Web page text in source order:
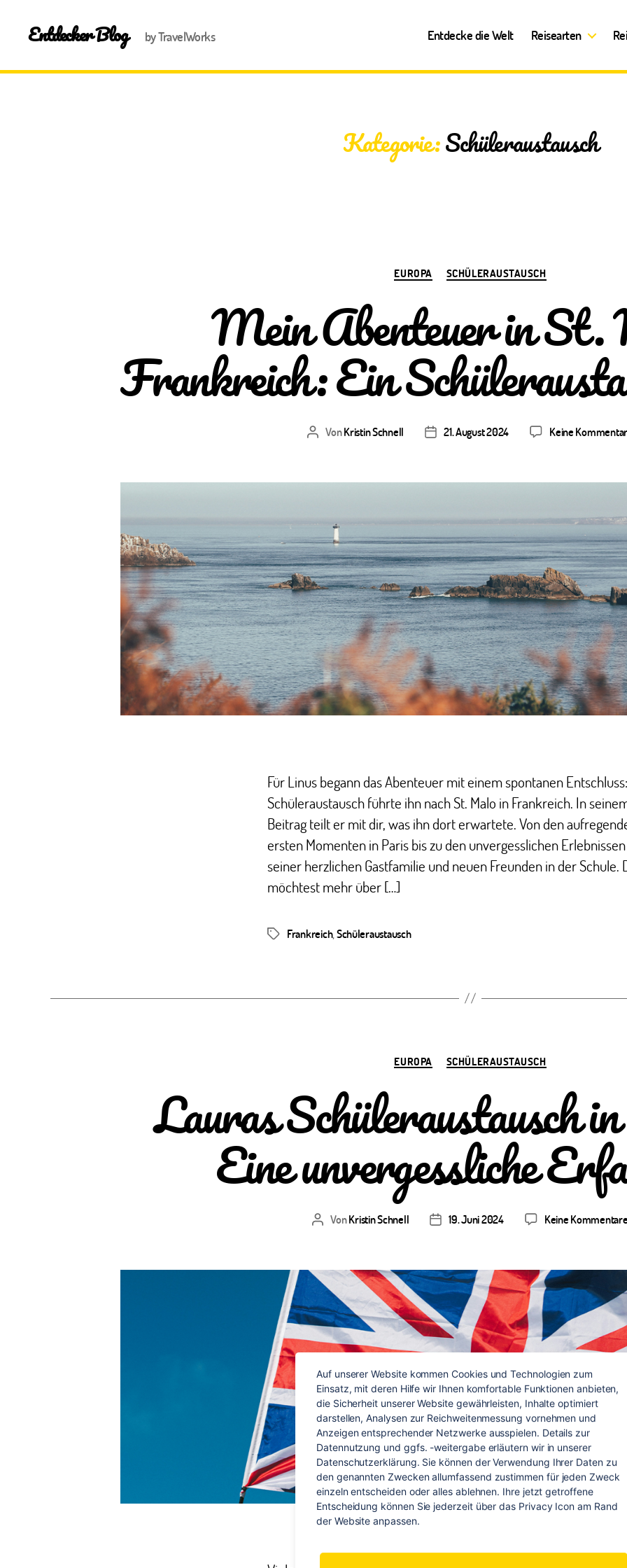
Entdecker Blog by TravelWorks Entdecke die Welt Reisearten
Kategorie:Schüleraustausch
Kategorien
EUROPA SCHÜLERAUSTAUSCH
Mein Abenteuer in
Frankreich: Ein
Beitragsautor
VonKristin Schnell Veröffentlichungsdatum
21. August 2024 Keine
Für Linus begann das Abenteuer mit einem spontanen
Schüleraustausch führte ihn nach St. Malo in Frankreich. In
Beitrag teilt er mit dir, was ihn dort erwartete. Von den
ersten Momenten in Paris bis zu den unvergesslichen
seiner herzlichen Gastfamilie und neuen Freunden in der Schule.
möchtest mehr über […]
Schlagwörter
Frankreich, Schüleraustausch
Kategorien
EUROPA SCHÜLERAUSTAUSCH
Lauras Schüleraustausch
Eine unvergessliche
Beitragsautor
VonKristin Schnell Veröffentlichungsdatum
19. Juni 2024 Keine Kommentare
Auf unserer Website kommen Cookies und Technologien zum
Einsatz, mit deren Hilfe wir Ihnen komfortable Funktionen anbieten,
die Sicherheit unserer Website gewährleisten, Inhalte optimiert
darstellen, Analysen zur Reichweitenmessung vornehmen und
Anzeigen entsprechender Netzwerke ausspielen. Details zur
Datennutzung und ggfs. -weitergabe erläutern wir in unserer
Datenschutzerklärung. Sie können der Verwendung Ihrer Daten zu
den genannten Zwecken allumfassend zustimmen für jeden Zweck
einzeln entscheiden oder alles ablehnen. Ihre jetzt getroffene
Entscheidung können Sie jederzeit über das Privacy Icon am Rand
der Website anpassen.